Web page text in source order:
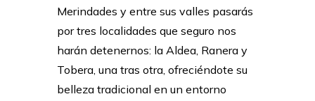
Merindades y entre sus valles pasarás
por tres localidades que seguro nos
harán detenernos: la Aldea, Ranera y
Tobera, una tras otra, ofreciéndote su
belleza tradicional en un entorno